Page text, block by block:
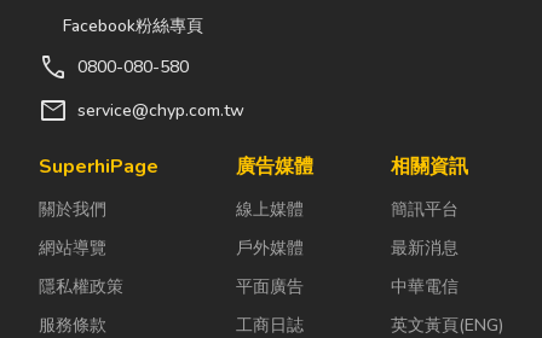
正是因為震波
管線受損、氣
體微量外洩所
默充斥在空間
一絲靜電或按
下開關的火
花...
生過程中，默
兼具美感、機
想生活空間...
日益嚴苛的趨
型機中的關...
Facebook粉絲專頁
call 0800-080-580
mail service@chyp.com.tw
SuperhiPage
關於我們
網站導覽
隱私權政策
服務條款
廣告媒體
線上媒體
戶外媒體
平面廣告
工商日誌
相關資訊
簡訊平台
最新消息
中華電信
英文黃頁(ENG)